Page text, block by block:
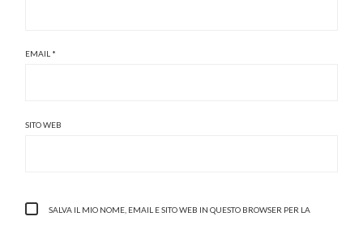
EMAIL *
SITO WEB
SALVA IL MIO NOME, EMAIL E SITO WEB IN QUESTO BROWSER PER LA